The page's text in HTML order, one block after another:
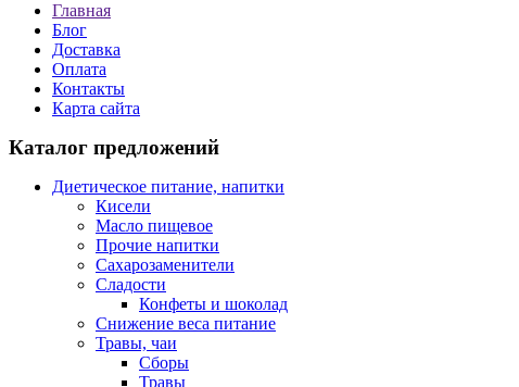
Главная
Блог
Доставка
Оплата
Контакты
Карта сайта
Каталог предложений
Диетическое питание, напитки
Кисели
Масло пищевое
Прочие напитки
Сахарозаменители
Сладости
Конфеты и шоколад
Снижение веса питание
Травы, чаи
Сборы
Травы